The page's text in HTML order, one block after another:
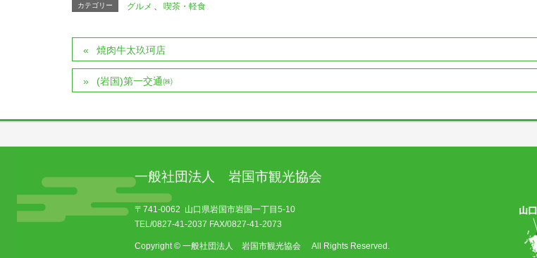
カテゴリー グルメ 喫茶・軽食
焼肉牛太玖珂店
(岩国)第一交通㈱
一般社団法人 岩国市観光協会
〒741-0062 山口県岩国市岩国一丁目5-10
TEL/0827-41-2037 FAX/0827-41-2073
Copyright © 一般社団法人 岩国市観光協会 All Rights Reserved.